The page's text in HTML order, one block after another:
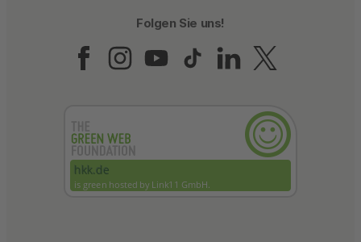
Folgen Sie uns!
Folgen Sie uns auf
Folgen Sie uns auf
Folgen Sie uns
Folgen Sie
Folgen